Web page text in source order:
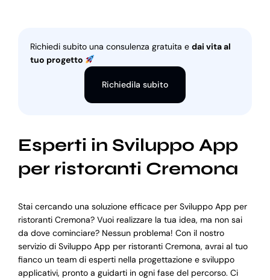
Richiedi subito una consulenza gratuita e dai vita al
tuo progetto
Richiedila subito
Esperti in Sviluppo App
per ristoranti Cremona
Stai cercando una soluzione efficace per Sviluppo App per
ristoranti Cremona? Vuoi realizzare la tua idea, ma non sai
da dove cominciare? Nessun problema! Con il nostro
servizio di Sviluppo App per ristoranti Cremona, avrai al tuo
fianco un team di esperti nella progettazione e sviluppo
applicativi, pronto a guidarti in ogni fase del percorso. Ci